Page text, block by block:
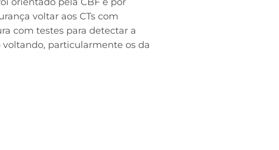
orientado pela CBF e por
voltar aos CTs com
com testes para detectar a
voltando, particularmente os da